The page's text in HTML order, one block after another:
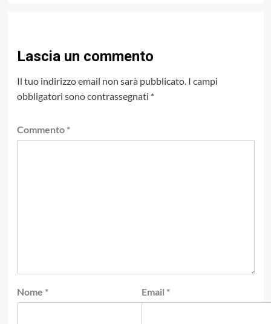
Lascia un commento
Il tuo indirizzo email non sarà pubblicato. I campi
obbligatori sono contrassegnati *
Commento *
Nome * Email *